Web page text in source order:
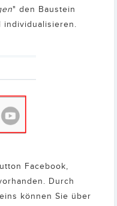
" den Baustein
individualisieren.
Facebook,
Durch
können Sie über